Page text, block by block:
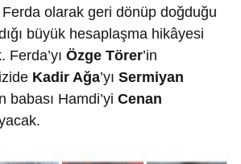
Ferda olarak geri dönüp doğduğu
büyük hesaplaşma hikâyesi
Ferda’yı Özge Törer’in
Kadir Ağa’yı Sermiyan
babası Hamdi’yi Cenan